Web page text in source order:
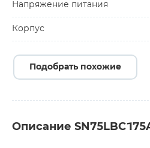
Напряжение питания
Корпус
Подобрать похожие
Описание